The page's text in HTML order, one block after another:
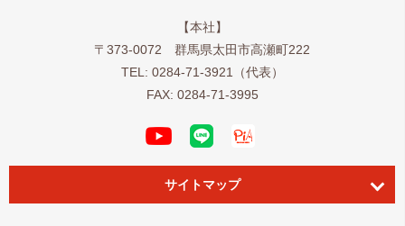
【本社】
〒373-0072 群馬県太田市高瀬町222
TEL: 0284-71-3921
（代表）
FAX: 0284-71-3995
サイトマップ